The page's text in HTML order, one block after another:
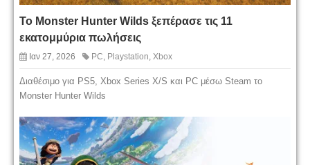
To Monster Hunter Wilds ξεπέρασε τις 11
εκατομμύρια πωλήσεις
Ιαν 27, 2026 PC Playstation Xbox
Διαθέσιμο για PS5, Xbox Series X/S και PC μέσω Steam το
Monster Hunter Wilds